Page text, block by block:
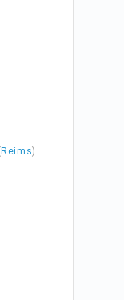
Reims)